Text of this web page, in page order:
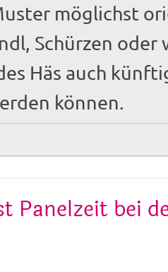
möglichst
Schürzen oder
Häs auch
können.
Panelzeit bei